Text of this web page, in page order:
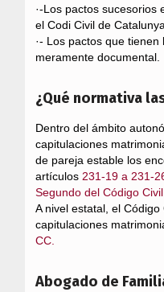
·-Los pactos sucesorios
el Codi Civil de Catalunya.
·- Los pactos que
meramente documental.
¿Qué normativa
Dentro del ámbito
capitulaciones
de pareja estable los
artículos 231-19 a 231-
Segundo del Código
A nivel estatal, el
capitulaciones
CC.
Abogado de